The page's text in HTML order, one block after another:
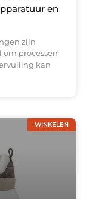
en
zijn
processen
kan
WINKELEN